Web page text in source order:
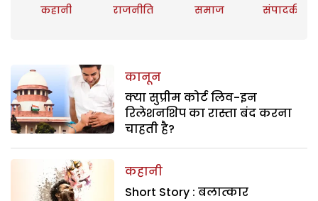
कहानी राजनीति समाज संपादकीय
कानून
क्या सुप्रीम कोर्ट लिव-इन
रिलेशनशिप का रास्ता बंद करना
चाहती है?
कहानी
Short Story : बलात्कार